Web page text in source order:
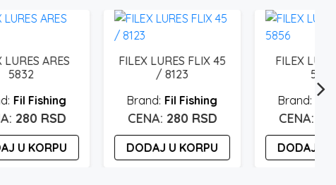
FILEX LURES FLIX 45
Fil Fishing
RSD
DODAJ U KORPU
FILEX LURES ARES
Fil Fishing
RSD
DODAJ U KORPU